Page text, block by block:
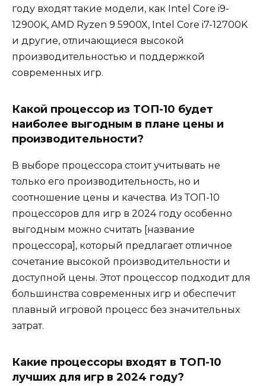
году входят такие модели, как Intel Core i9-
12900K, AMD Ryzen 9 5900X, Intel Core i7-12700K
и другие, отличающиеся высокой
производительностью и поддержкой
современных игр.
Какой процессор из ТОП-10 будет
наиболее выгодным в плане цены и
производительности?
В выборе процессора стоит учитывать не
только его производительность, но и
соотношение цены и качества. Из ТОП-10
процессоров для игр в 2024 году особенно
выгодным можно считать [название
процессора], который предлагает отличное
сочетание высокой производительности и
доступной цены. Этот процессор подходит для
большинства современных игр и обеспечит
плавный игровой процесс без значительных
затрат.
Какие процессоры входят в ТОП-10
лучших для игр в 2024 году?